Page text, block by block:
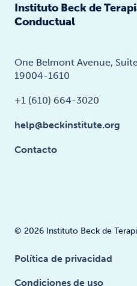
Instituto Beck de
Conductual
One Belmont Avenue,
19004-1610
+1 (610) 664-3020
help@beckinstitute.org
Contacto
© 2026 Instituto Beck de
Política de privacidad
Condiciones de uso